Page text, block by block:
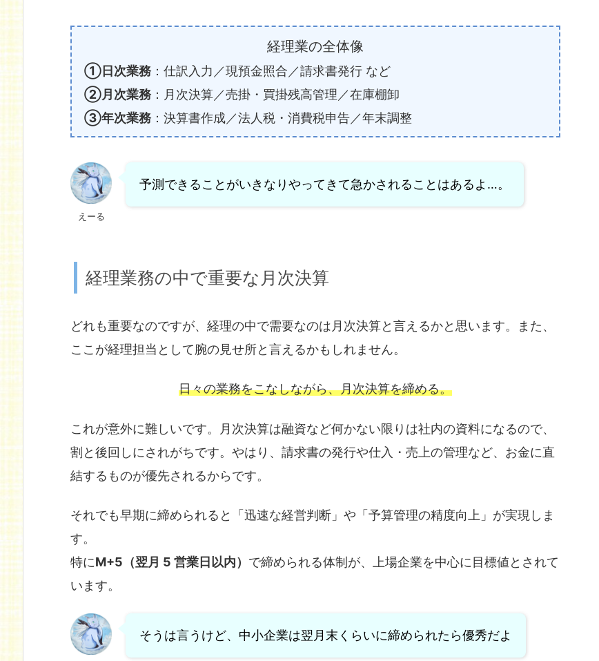
経理業の全体像
①日次業務：仕訳入力／現預金照合／請求書発行 など
②月次業務：月次決算／売掛・買掛残高管理／在庫棚卸
③年次業務：決算書作成／法人税・消費税申告／年末調整
えーる
予測できることがいきなりやってきて急かされることはあるよ…。
経理業務の中で重要な月次決算
どれも重要なのですが、経理の中で需要なのは月次決算と言えるかと思います。また、
ここが経理担当として腕の見せ所と言えるかもしれません。
日々の業務をこなしながら、月次決算を締める。
これが意外に難しいです。月次決算は融資など何かない限りは社内の資料になるので、
割と後回しにされがちです。やはり、請求書の発行や仕入・売上の管理など、お金に直
結するものが優先されるからです。
それでも早期に締められると「迅速な経営判断」や「予算管理の精度向上」が実現しま
す。
特にM+5（翌月 5 営業日以内） で締められる体制が、上場企業を中心に目標値とされて
います。
そうは言うけど、中小企業は翌月末くらいに締められたら優秀だよ